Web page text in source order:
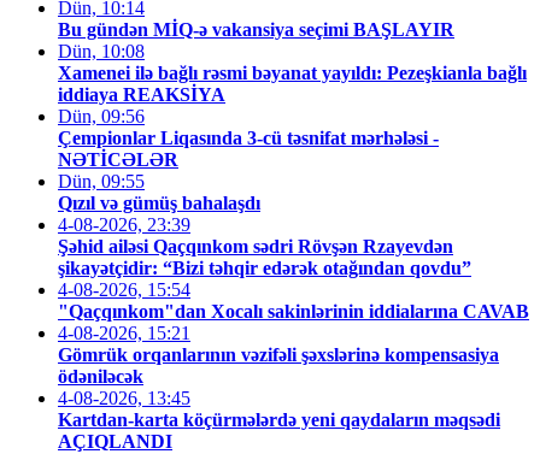
Dün, 10:14
Bu gündən MİQ-ə vakansiya seçimi BAŞLAYIR
Dün, 10:08
Xamenei ilə bağlı rəsmi bəyanat yayıldı: Pezeşkianla bağlı
iddiaya REAKSİYA
Dün, 09:56
Çempionlar Liqasında 3-cü təsnifat mərhələsi -
NƏTİCƏLƏR
Dün, 09:55
Qızıl və gümüş bahalaşdı
4-08-2026, 23:39
Şəhid ailəsi Qaçqınkom sədri Rövşən Rzayevdən
şikayətçidir: “Bizi təhqir edərək otağından qovdu”
4-08-2026, 15:54
"Qaçqınkom"dan Xocalı sakinlərinin iddialarına CAVAB
4-08-2026, 15:21
Gömrük orqanlarının vəzifəli şəxslərinə kompensasiya
ödəniləcək
4-08-2026, 13:45
Kartdan-karta köçürmələrdə yeni qaydaların məqsədi
AÇIQLANDI